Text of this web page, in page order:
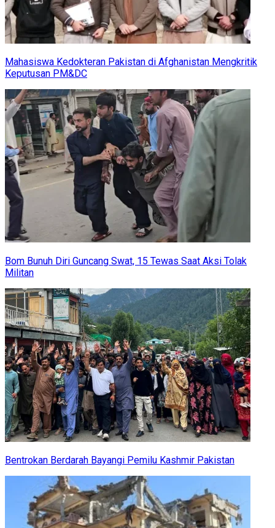
Mahasiswa Kedokteran Pakistan di Afghanistan Mengkritik
Keputusan PM&DC
Bom Bunuh Diri Guncang Swat, 15 Tewas Saat Aksi Tolak
Militan
Bentrokan Berdarah Bayangi Pemilu Kashmir Pakistan